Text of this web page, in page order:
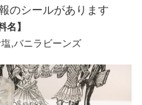
のシールがあります
名】
,バニラビーンズ